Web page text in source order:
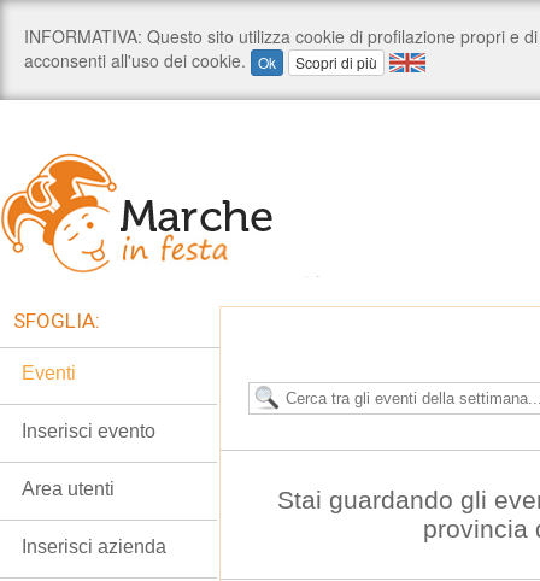
Stai guardando gli
provincia
SFOGLIA:
Eventi
Inserisci evento
Area utenti
Inserisci azienda